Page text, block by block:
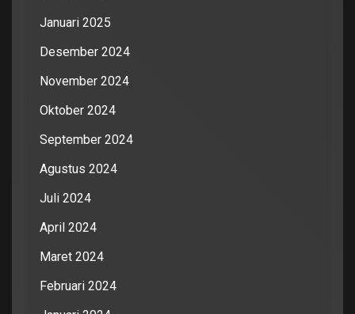
Januari 2025
Desember 2024
November 2024
Oktober 2024
September 2024
Agustus 2024
Juli 2024
April 2024
Maret 2024
Februari 2024